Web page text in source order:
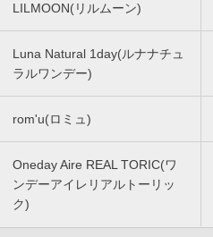
LILMOON(リルムーン)
Luna Natural 1day(ルナナチュ
ラルワンデー)
rom'u(ロミュ)
Oneday Aire REAL TORIC(ワ
ンデーアイレリアルトーリッ
ク)